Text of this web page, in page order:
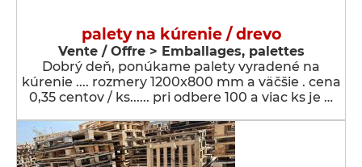
palety na kúrenie / drevo
Vente / Offre > Emballages, palettes
Dobrý deň, ponúkame palety vyradené na
kúrenie .... rozmery 1200x800 mm a väčšie . cena
0,35 centov / ks...... pri odbere 100 a viac ks je …